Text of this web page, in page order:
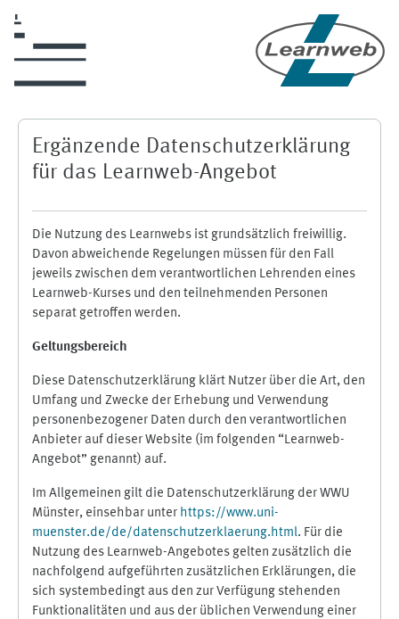
Ergänzende Datenschutzerklärung
für das Learnweb-Angebot
Die Nutzung des Learnwebs ist grundsätzlich freiwillig.
Davon abweichende Regelungen müssen für den Fall
jeweils zwischen dem verantwortlichen Lehrenden eines
Learnweb-Kurses und den teilnehmenden Personen
separat getroffen werden.
Geltungsbereich
Diese Datenschutzerklärung klärt Nutzer über die Art, den
Umfang und Zwecke der Erhebung und Verwendung
personenbezogener Daten durch den verantwortlichen
Anbieter auf dieser Website (im folgenden “Learnweb-
Angebot” genannt) auf.
Im Allgemeinen gilt die Datenschutzerklärung der WWU
Münster, einsehbar unter https://www.uni-
muenster.de/de/datenschutzerklaerung.html. Für die
Nutzung des Learnweb-Angebotes gelten zusätzlich die
nachfolgend aufgeführten zusätzlichen Erklärungen, die
sich systembedingt aus den zur Verfügung stehenden
Funktionalitäten und aus der üblichen Verwendung einer